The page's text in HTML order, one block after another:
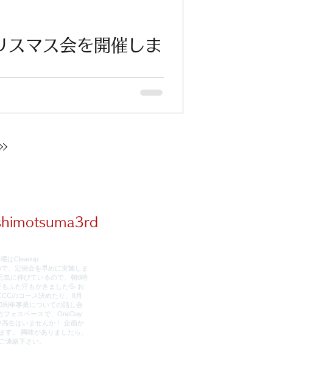
スマス会を開催しま